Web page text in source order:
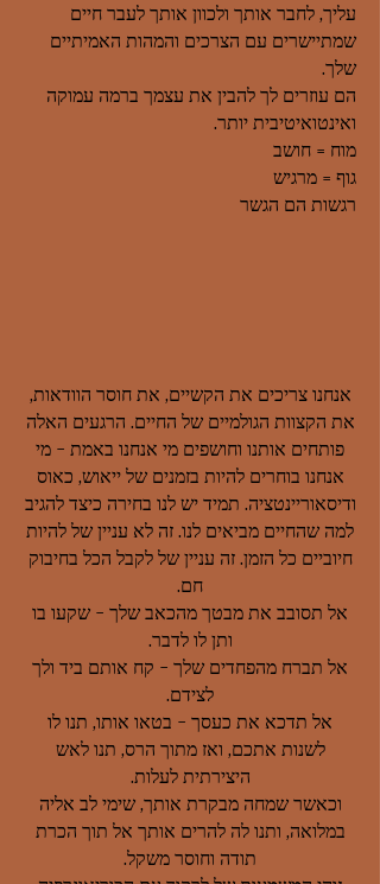
עליך, לחבר אותך ולכוון אותך לעבר חיים
שמתיישרים עם הצרכים והמהות האמיתיים
שלך.
הם עוזרים לך להבין את עצמך ברמה עמוקה
ואינטואיטיבית יותר.
מוח = חושב
גוף = מרגיש
רגשות הם הגשר
אנחנו צריכים את הקשיים, את חוסר הוודאות,
את הקצוות הגולמיים של החיים. הרגעים האלה
פותחים אותנו וחושפים מי אנחנו באמת - מי
אנחנו בוחרים להיות בזמנים של ייאוש, כאוס
ודיסאוריינטציה. תמיד יש לנו בחירה כיצד להגיב
למה שהחיים מביאים לנו. זה לא עניין של להיות
חיוביים כל הזמן. זה עניין של לקבל הכל בחיבוק
חם.
אל תסובב את מבטך מהכאב שלך - שקעו בו
ותן לו לדבר.
אל תברח מהפחדים שלך - קח אותם ביד ולך
לצידם.
אל תדכא את כעסך - בטאו אותו, תנו לו
לשנות אתכם, ואז מתוך הרס, תנו לאש
היצירתית לעלות.
וכאשר שמחה מבקרת אותך, שימי לב אליה
במלואה, ותנו לה להרים אותך אל תוך הכרת
תודה וחוסר משקל.